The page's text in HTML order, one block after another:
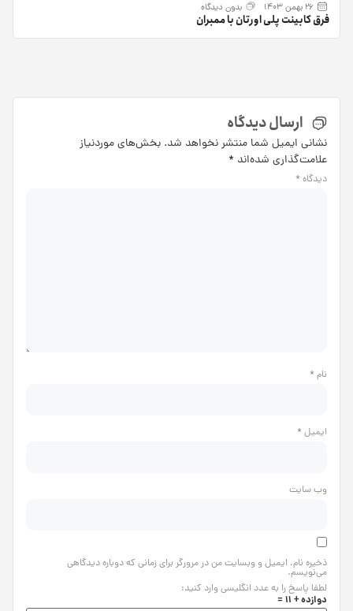
26 بهمن 1403 بدون دیدگاه
فرق کابینت پلی اورتان با ممبران
ارسال دیدگاه
نشانی ایمیل شما منتشر نخواهد شد.بخش‌های موردنیاز
علامت‌گذاری شده‌اند*
دیدگاه*
نام*
ایمیل*
وب‌ سایت
ذخیره نام، ایمیل و وبسایت من در مرورگر برای زمانی که دوباره دیدگاهی
می‌نویسم.
لطفا پاسخ را به عدد انگلیسی وارد کنید:
دوازده + 11 =